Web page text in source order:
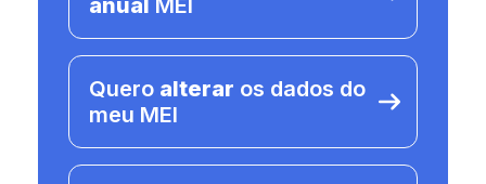
anual MEI
Quero alterar os dados do
meu MEI